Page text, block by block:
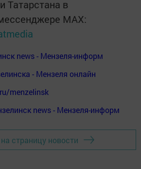
Татарстана в
MАХ:
news - Мензеля-информ
- Мензеля онлайн
menzelinsk
news - Мензеля-информ
страницу новости